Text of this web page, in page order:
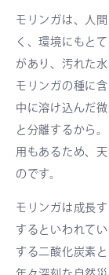
モリンガは、人
く、環境にもと
があり、汚れた
モリンガの種に
中に溶け込んだ
と分離するから
用もあるため、
のです。
モリンガは成長
するといわれて
する二酸化炭素